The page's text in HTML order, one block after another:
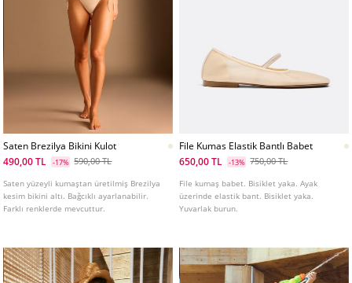
Saten Brezilya Bikini Kulot
490,00 TL
-17% 590,00 TL
Saten yüzeyli kumaştan üretilmiş Brezilya
kesim bikini altı. Bağcıklı ayarlanabilir.
Farklı renklerde mevcuttur.
File Kumas Elastik Bantlı Babet
650,00 TL
-13% 750,00 TL
File kumaş babet. Bisiklet yaka. Ayak
üzerinde elastik bant. Bisiklet yaka.
Yuvarlak burun.